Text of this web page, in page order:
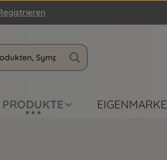
springen
PRODUKTE EIGENMARKE